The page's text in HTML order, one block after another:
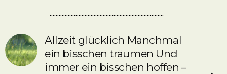
...........................................................................
Allzeit glücklich Manchmal
ein bisschen träumen Und
immer ein bisschen hoffen –